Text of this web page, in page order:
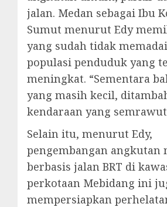
jalan. Medan sebagai Ibu
Sumut menurut Edy
yang sudah tidak
populasi penduduk yang
meningkat. “Sementara
yang masih kecil,
kendaraan yang
Selain itu, menurut Edy,
pengembangan angkutan
berbasis jalan BRT di
perkotaan Mebidang ini
mempersiapkan